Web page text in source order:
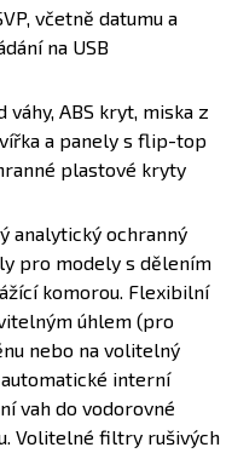
včetně datumu a
na USB
váhy, ABS kryt, miska z
a panely s flip-top
plastové kryty
analytický ochranný
pro modely s dělením
komorou. Flexibilní
úhlem (pro
nebo na volitelný
interní
vah do vodorovné
Volitelné filtry rušivých